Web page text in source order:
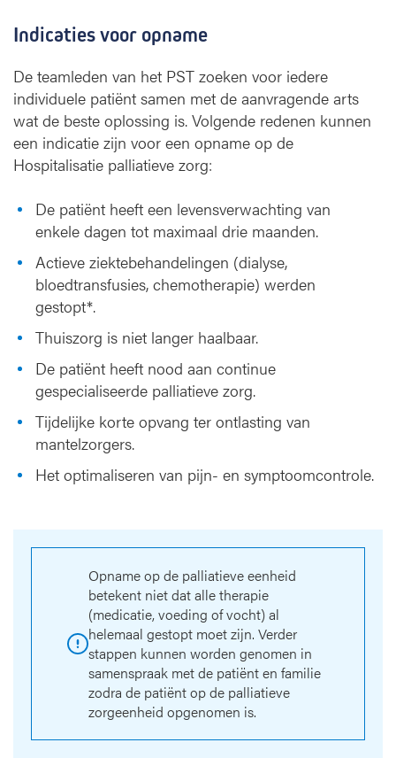
Indicaties voor opname
De teamleden van het PST zoeken voor iedere
individuele patiënt samen met de aanvragende arts
wat de beste oplossing is. Volgende redenen kunnen
een indicatie zijn voor een opname op de
Hospitalisatie palliatieve zorg:
De patiënt heeft een levensverwachting van
enkele dagen tot maximaal drie maanden.
Actieve ziektebehandelingen (dialyse,
bloedtransfusies, chemotherapie) werden
gestopt*.
Thuiszorg is niet langer haalbaar.
De patiënt heeft nood aan continue
gespecialiseerde palliatieve zorg.
Tijdelijke korte opvang ter ontlasting van
mantelzorgers.
Het optimaliseren van pijn- en symptoomcontrole.
Opname op de palliatieve eenheid
betekent niet dat alle therapie
(medicatie, voeding of vocht) al
helemaal gestopt moet zijn. Verder
stappen kunnen worden genomen in
samenspraak met de patiënt en familie
zodra de patiënt op de palliatieve
zorgeenheid opgenomen is.